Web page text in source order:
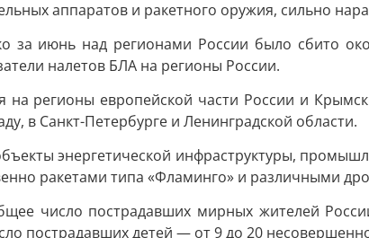
аппаратов и ракетного оружия, сильно
за июнь над регионами России было сбито
налетов БЛА на регионы России.
на регионы европейской части России и
в Санкт-Петербурге и Ленинградской области.
энергетической инфраструктуры,
ракетами типа «Фламинго» и различными
число пострадавших мирных жителей
пострадавших детей — от 9 до 20